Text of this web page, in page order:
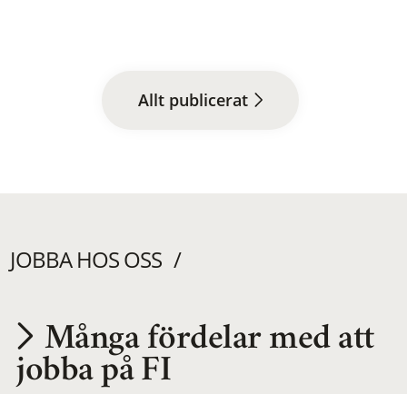
Allt publicerat
JOBBA HOS OSS
Utvecklas på en
Många fördelar med att
jobba på FI